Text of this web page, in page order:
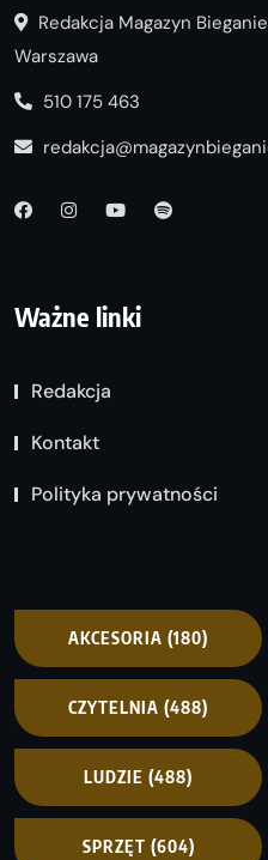
Redakcja Magazyn
Warszawa
510 175 463
Ważne linki
Redakcja
Kontakt
Polityka prywatności
AKCESORIA (180)
CZYTELNIA (488)
LUDZIE (488)
SPRZĘT (604)